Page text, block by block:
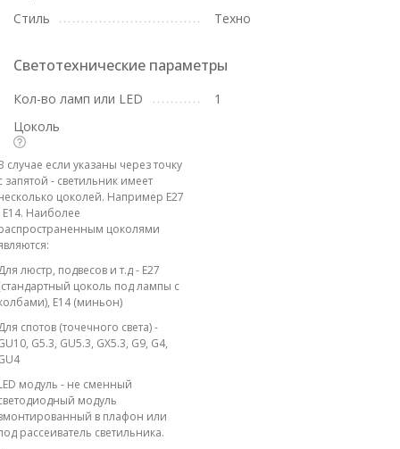
Стиль
Техно
Светотехнические параметры
Кол-во ламп или LED
1
Цоколь
случае если указаны через точку
запятой - светильник имеет
цоколей. Например E27
E14. Наиболее
цоколями
люстр, подвесов и т.д - E27
цоколь под лампы с
E14 (миньон)
спотов (точечного света) -
G5.3, GU5.3, GX5.3, G9, G4,
модуль - не сменный
модуль
в плафон или
рассеиватель светильника.